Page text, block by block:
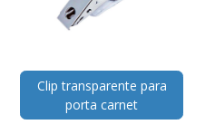
Clip transparente para
porta carnet